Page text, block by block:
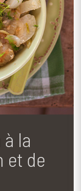
la
et de